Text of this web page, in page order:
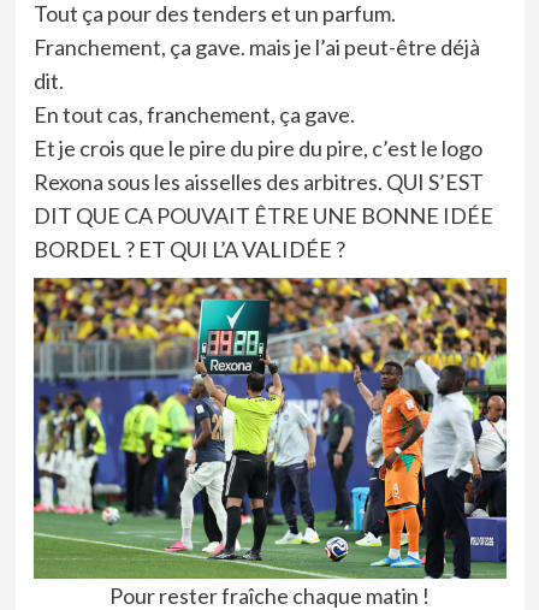
Tout ça pour des tenders et un parfum.
Franchement, ça gave. mais je l’ai peut-être déjà
dit.
En tout cas, franchement, ça gave.
Et je crois que le pire du pire du pire, c’est le logo
Rexona sous les aisselles des arbitres. QUI S’EST
DIT QUE CA POUVAIT ÊTRE UNE BONNE IDÉE
BORDEL ? ET QUI L’A VALIDÉE ?
Pour rester fraîche chaque matin !